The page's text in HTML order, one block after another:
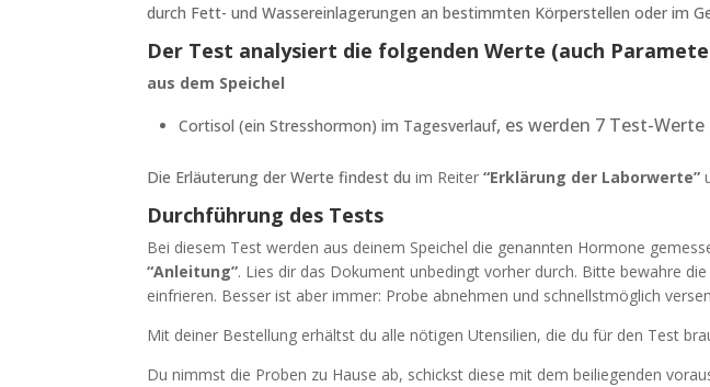
durch Fett- und Wassereinlagerungen an bestimmten Körperstellen oder im
Der Test analysiert die folgenden Werte (auch
aus dem Speichel
Cortisol (ein Stresshormon) im Tagesverlauf, es werden 7 Test-
Die Erläuterung der Werte findest duim Reiter“Erklärung der Laborwerte”
Durchführung des Tests
Bei diesem Test werden aus deinem Speichel die genannten Hormone
“Anleitung”. Lies dir das Dokument unbedingt vorher durch. Bitte bewahre
einfrieren. Besser ist aber immer: Probe abnehmen und schnellstmöglich
Mit deiner Bestellung erhältst du alle nötigen Utensilien, die du für den Test
Du nimmst die Proben zu Hause ab, schickst diese mit dem beiliegenden